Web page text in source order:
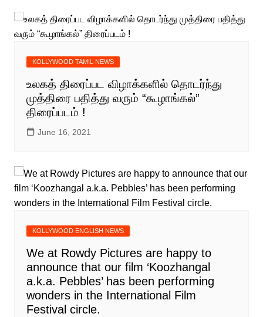
KOLLYWOOD TAMIL NEWS
உலகத் திரைப்பட விழாக்களில் தொடர்ந்து
முத்திரை பதித்து வரும் “கூழாங்கல்”
திரைப்படம் !
June 16, 2021
KOLLYWOOD ENGLISH NEWS
We at Rowdy Pictures are happy to
announce that our film ‘Koozhangal
a.k.a. Pebbles’ has been performing
wonders in the International Film
Festival circle.